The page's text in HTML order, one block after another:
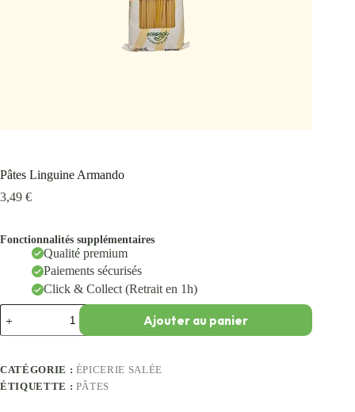
Pâtes Linguine Armando
3,49 €
Fonctionnalités supplémentaires
Qualité premium
Paiements sécurisés
Click & Collect (Retrait en 1h)
Ajouter au panier
CATÉGORIE : ÉPICERIE SALÉE
ÉTIQUETTE : PÂTES